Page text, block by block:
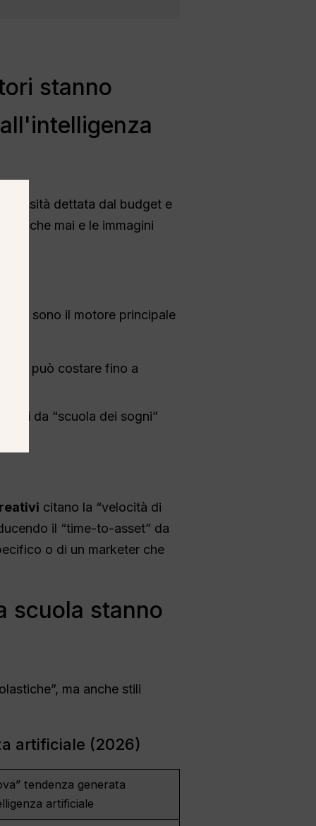
stanno
dettata dal budget e
che mai e le immagini
sono il motore principale
può costare fino a
da “scuola dei sogni”
citano la “velocità di
il “time-to-asset” da
o di un marketer che
scuola stanno
ma anche stili
artificiale (2026)
tendenza generata
artificiale